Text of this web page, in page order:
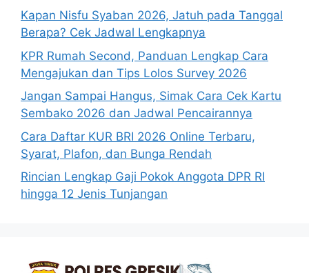
Kapan Nisfu Syaban 2026, Jatuh pada Tanggal
Berapa? Cek Jadwal Lengkapnya
KPR Rumah Second, Panduan Lengkap Cara
Mengajukan dan Tips Lolos Survey 2026
Jangan Sampai Hangus, Simak Cara Cek Kartu
Sembako 2026 dan Jadwal Pencairannya
Cara Daftar KUR BRI 2026 Online Terbaru,
Syarat, Plafon, dan Bunga Rendah
Rincian Lengkap Gaji Pokok Anggota DPR RI
hingga 12 Jenis Tunjangan